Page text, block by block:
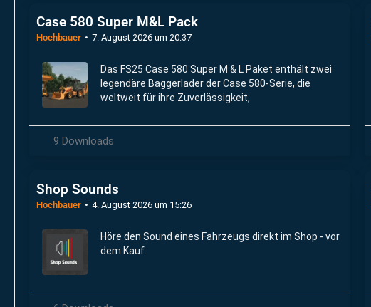
Case 580 Super M&L Pack
Hochbauer 7. August 2026 um 20:37
Das FS25 Case 580 Super M & L Paket enthält zwei
legendäre Baggerlader der Case 580-Serie, die
weltweit für ihre Zuverlässigkeit,
9 Downloads
Shop Sounds
Hochbauer 4. August 2026 um 15:26
Höre den Sound eines Fahrzeugs direkt im Shop - vor
dem Kauf.